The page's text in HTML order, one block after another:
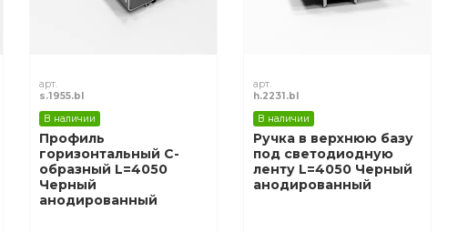
арт.
s.1955.bl
В наличии
Профиль
горизонтальный С-
образный L=4050
Черный
анодированный
арт.
h.2231.bl
В наличии
Ручка в верхнюю базу
под светодиодную
ленту L=4050 Черный
анодированный